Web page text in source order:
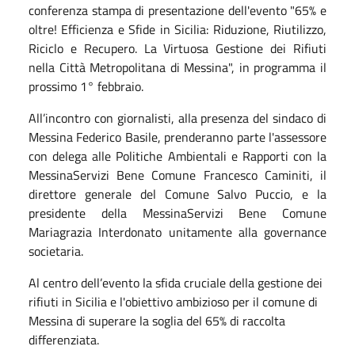
conferenza stampa di presentazione dell'evento "65% e
oltre! Efficienza e Sfide in Sicilia: Riduzione, Riutilizzo,
Riciclo e Recupero. La Virtuosa Gestione dei Rifiuti
nella Città Metropolitana di Messina", in programma il
prossimo 1° febbraio.
All’incontro con giornalisti, alla presenza del sindaco di
Messina Federico Basile, prenderanno parte l'assessore
con delega alle Politiche Ambientali e Rapporti con la
MessinaServizi Bene Comune Francesco Caminiti, il
direttore generale del Comune Salvo Puccio, e la
presidente della MessinaServizi Bene Comune
Mariagrazia Interdonato unitamente alla governance
societaria.
Al centro dell’evento la sfida cruciale della gestione dei
rifiuti in Sicilia e l'obiettivo ambizioso per il comune di
Messina di superare la soglia del 65% di raccolta
differenziata.